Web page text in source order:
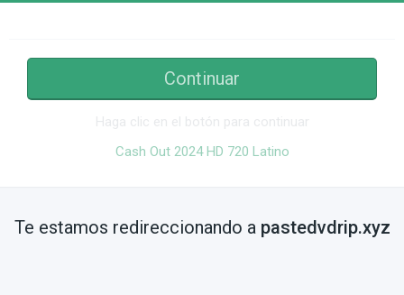
Continuar
Haga clic en el botón para continuar
Cash Out 2024 HD 720 Latino
Te estamos redireccionando a pastedvdrip.xyz